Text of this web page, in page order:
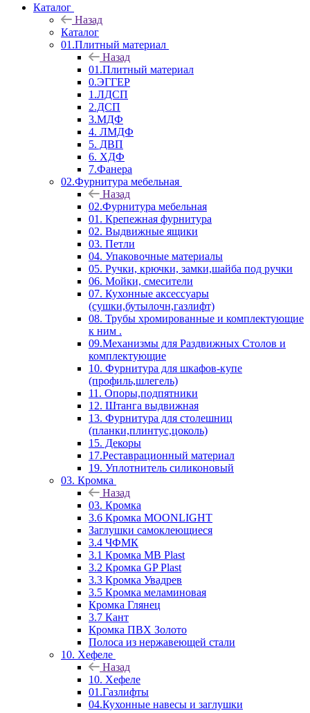
Каталог
Назад
Каталог
01.Плитный материал
Назад
01.Плитный материал
0.ЭГГЕР
1.ЛДСП
2.ДСП
3.МДФ
4. ЛМДФ
5. ДВП
6. ХДФ
7.Фанера
02.Фурнитура мебельная
Назад
02.Фурнитура мебельная
01. Крепежная фурнитура
02. Выдвижные ящики
03. Петли
04. Упаковочные материалы
05. Ручки, крючки, замки,шайба под ручки
06. Мойки, смесители
07. Кухонные аксессуары
(сушки,бутылочн,газлифт)
08. Трубы хромированные и комплектующие
к ним .
09.Механизмы для Раздвижных Столов и
комплектующие
10. Фурнитура для шкафов-купе
(профиль,шлегель)
11. Опоры,подпятники
12. Штанга выдвижная
13. Фурнитура для столешниц
(планки,плинтус,цоколь)
15. Декоры
17.Реставрационный материал
19. Уплотнитель силиконовый
03. Кромка
Назад
03. Кромка
3.6 Кромка MOONLIGHT
Заглушки самоклеющиеся
3.4 ЧФМК
3.1 Кромка MB Plast
3.2 Кромка GP Plast
3.3 Кромка Увадрев
3.5 Кромка меламиновая
Кромка Глянец
3.7 Кант
Кромка ПВХ Золото
Полоса из нержавеющей стали
10. Хефеле
Назад
10. Хефеле
01.Газлифты
04.Кухонные навесы и заглушки